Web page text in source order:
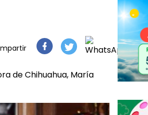
de Chihuahua, María